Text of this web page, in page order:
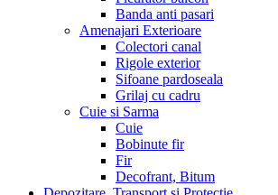
Banda anti pasari
Amenajari Exterioare
Colectori canal
Rigole exterior
Sifoane pardoseala
Grilaj cu cadru
Cuie si Sarma
Cuie
Bobinute fir
Fir
Decofrant, Bitum